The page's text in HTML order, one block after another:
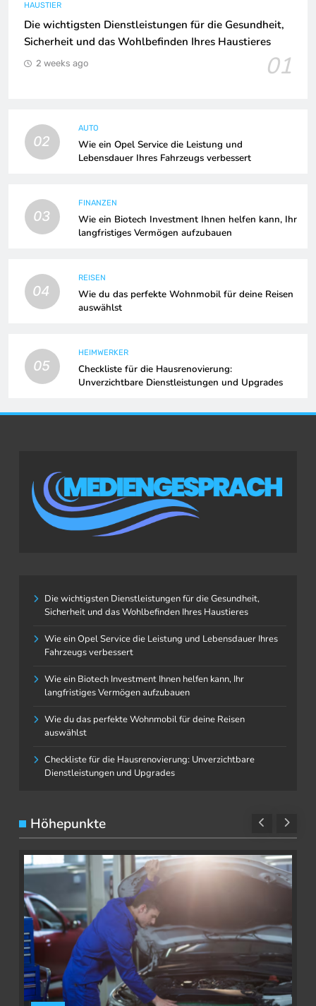
HAUSTIER
Die wichtigsten Dienstleistungen für die Gesundheit,
Sicherheit und das Wohlbefinden Ihres Haustieres
01
2 weeks ago
02
AUTO
Wie ein Opel Service die Leistung und
Lebensdauer Ihres Fahrzeugs verbessert
03
FINANZEN
Wie ein Biotech Investment Ihnen helfen kann, Ihr
langfristiges Vermögen aufzubauen
04
REISEN
Wie du das perfekte Wohnmobil für deine Reisen
auswählst
05
HEIMWERKER
Checkliste für die Hausrenovierung:
Unverzichtbare Dienstleistungen und Upgrades
Die wichtigsten Dienstleistungen für die Gesundheit,
Sicherheit und das Wohlbefinden Ihres Haustieres
Wie ein Opel Service die Leistung und Lebensdauer Ihres
Fahrzeugs verbessert
Wie ein Biotech Investment Ihnen helfen kann, Ihr
langfristiges Vermögen aufzubauen
Wie du das perfekte Wohnmobil für deine Reisen
auswählst
Checkliste für die Hausrenovierung: Unverzichtbare
Dienstleistungen und Upgrades
Höhepunkte